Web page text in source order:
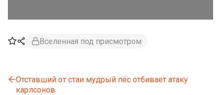
Вселенная под присмотром
Отставший от стаи мудрый пёс отбивает атаку
карлсонов